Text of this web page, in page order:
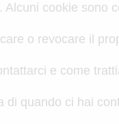
cookie sono
o revocare il
e come
di quando ci hai